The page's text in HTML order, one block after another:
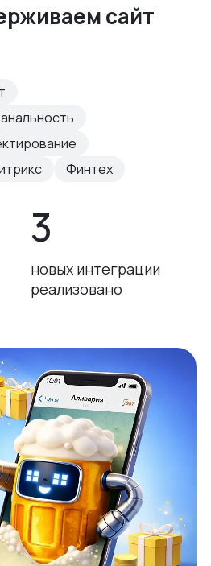
сайт
Финтех
3
новых интеграции
реализовано